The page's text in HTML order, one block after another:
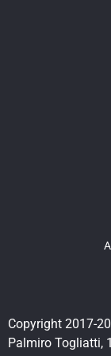
Copyright 2017-
Palmiro Togliatti,